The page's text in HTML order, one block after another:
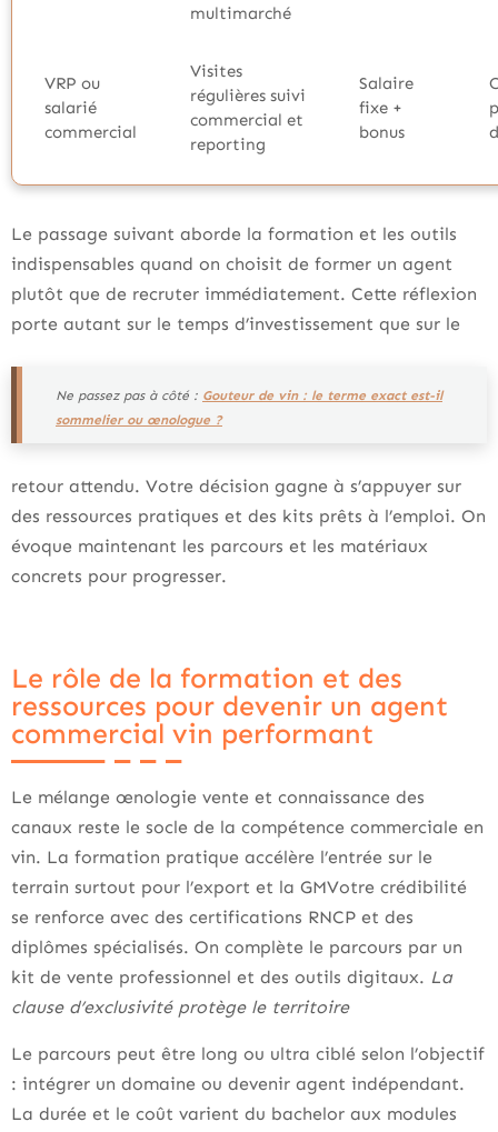
multimarché
VRP ou
salarié
commercial
Visites
régulières suivi
commercial et
reporting
Salaire
fixe +
bonus
Le passage suivant aborde la formation et les outils
indispensables quand on choisit de former un agent
plutôt que de recruter immédiatement. Cette réflexion
porte autant sur le temps d’investissement que sur le
Ne passez pas à côté : Gouteur de vin : le terme exact est-il
sommelier ou œnologue ?
retour attendu. Votre décision gagne à s’appuyer sur
des ressources pratiques et des kits prêts à l’emploi. On
évoque maintenant les parcours et les matériaux
concrets pour progresser.
Le rôle de la formation et des
ressources pour devenir un agent
commercial vin performant
Le mélange œnologie vente et connaissance des
canaux reste le socle de la compétence commerciale en
vin. La formation pratique accélère l’entrée sur le
terrain surtout pour l’export et la GMVotre crédibilité
se renforce avec des certifications RNCP et des
diplômes spécialisés. On complète le parcours par un
kit de vente professionnel et des outils digitaux. La
clause d’exclusivité protège le territoire
Le parcours peut être long ou ultra ciblé selon l’objectif
: intégrer un domaine ou devenir agent indépendant.
La durée et le coût varient du bachelor aux modules